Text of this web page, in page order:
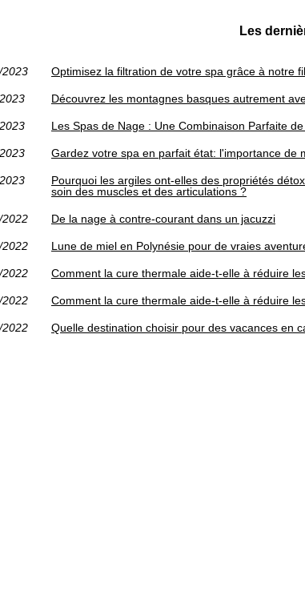
Les
2023 Optimisez la filtration de votre spa grâce à notre
Découvrez les montagnes basques autrement
Les Spas de Nage : Une Combinaison Parfaite
Gardez votre spa en parfait état: l'importance de
Pourquoi les argiles ont-elles des propriétés
soin des muscles et des articulations ?
2022 De la nage à contre-courant dans un jacuzzi
2022 Lune de miel en Polynésie pour de vraies
2022 Comment la cure thermale aide-t-elle à réduire
2022 Comment la cure thermale aide-t-elle à réduire
2022 Quelle destination choisir pour des vacances en